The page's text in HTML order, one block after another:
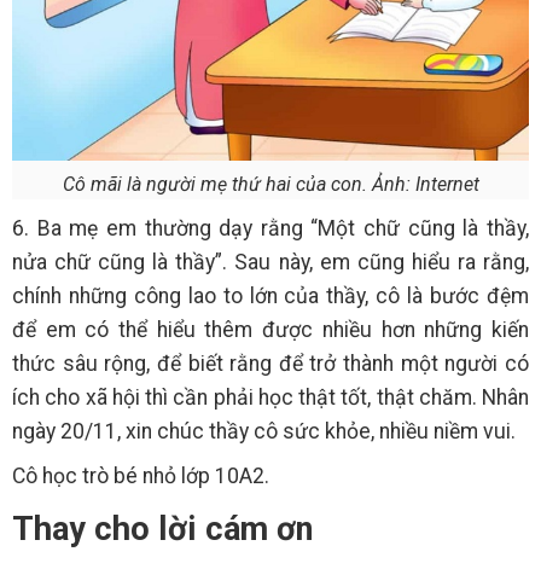
Cô mãi là người mẹ thứ hai của con. Ảnh: Internet
6. Ba mẹ em thường dạy rằng “Một chữ cũng là thầy,
nửa chữ cũng là thầy”. Sau này, em cũng hiểu ra rằng,
chính những công lao to lớn của thầy, cô là bước đệm
để em có thể hiểu thêm được nhiều hơn những kiến
thức sâu rộng, để biết rằng để trở thành một người có
ích cho xã hội thì cần phải học thật tốt, thật chăm. Nhân
ngày 20/11, xin chúc thầy cô sức khỏe, nhiều niềm vui.
Cô học trò bé nhỏ lớp 10A2.
Thay cho lời cám ơn